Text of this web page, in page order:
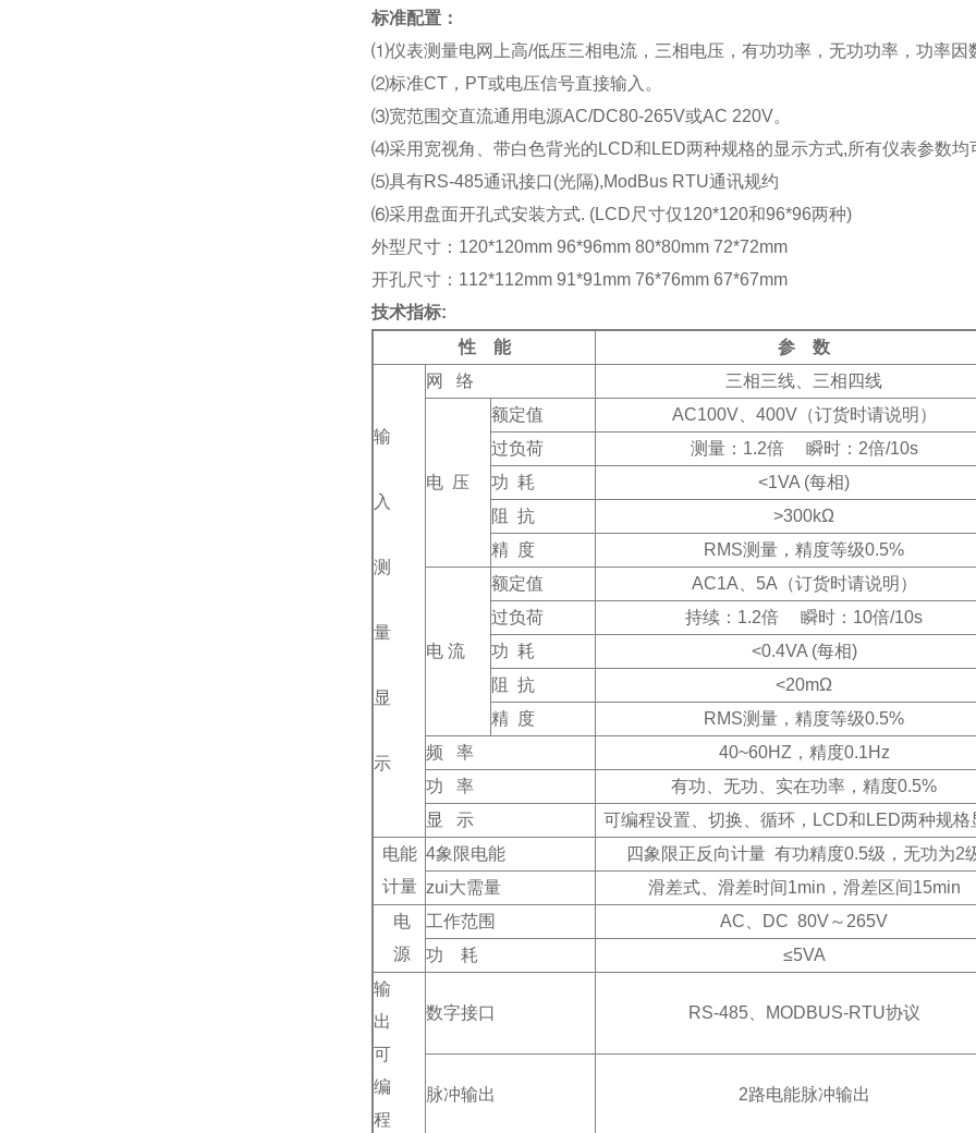
标准配置：
⑴仪表测量电网上高/低压三相电流，三相电压，有功功率，无功功率，功率
⑵标准CT，PT或电压信号直接输入。
⑶宽范围交直流通用电源AC/DC80-265V或AC 220V。
⑷采用宽视角、带白色背光的LCD和LED两种规格的显示方式,所有仪表参数
⑸具有RS-485通讯接口(光隔),ModBus RTU通讯规约
⑹采用盘面开孔式安装方式. (LCD尺寸仅120*120和96*96两种)
外型尺寸：120*120mm 96*96mm 80*80mm 72*72mm
开孔尺寸：112*112mm 91*91mm 76*76mm 67*67mm
技术指标:
性 能
参 数
输
入
测
量
显
示
网 络 三相三线、三相四线
电 压
额定值 AC100V、400V（订货时请说明）
过负荷
测量：1.2倍 瞬时：2倍/10s
功 耗
<1VA (每相)
阻 抗
>300kΩ
精 度
RMS测量，精度等级0.5%
电 流
额定值 AC1A 、5A（订货时请说明）
过负荷
持续：1.2倍 瞬时：10倍/10s
功 耗
<0.4VA (每相)
阻 抗
<20mΩ
精 度
RMS测量，精度等级0.5%
频 率
40~60HZ ，精度0.1Hz
功 率
有功、无功、实在功率，精度0.5%
显 示
可编程设置、切换、循环，LCD和LED两种规格
电能
计量
4象限电能
四象限正反向计量 有功精度0.5级，无功为2
zui大需量
滑差式、滑差时间1min，滑差区间15min
电
源
工作范围 AC 、DC 80V～265V
功 耗
≤5VA
输
出
可
编
程
数字接口 RS-485、MODBUS-RTU协议
脉冲输出 2路电能脉冲输出